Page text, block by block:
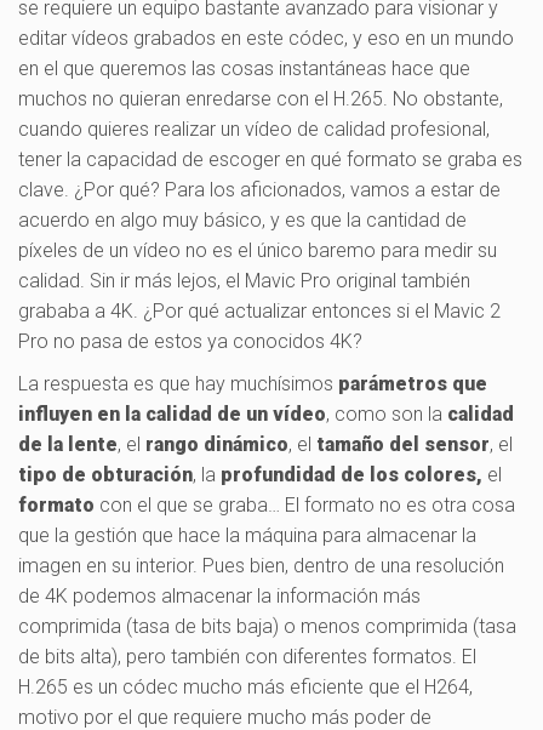
se requiere un equipo bastante avanzado para visionar y
editar vídeos grabados en este códec, y eso en un mundo
en el que queremos las cosas instantáneas hace que
muchos no quieran enredarse con el H.265. No obstante,
cuando quieres realizar un vídeo de calidad profesional,
tener la capacidad de escoger en qué formato se graba es
clave. ¿Por qué? Para los aficionados, vamos a estar de
acuerdo en algo muy básico, y es que la cantidad de
píxeles de un vídeo no es el único baremo para medir su
calidad. Sin ir más lejos, el Mavic Pro original también
grababa a 4K. ¿Por qué actualizar entonces si el Mavic 2
Pro no pasa de estos ya conocidos 4K?
La respuesta es que hay muchísimos parámetros que
influyen en la calidad de un vídeo, como son la calidad
de la lente, el rango dinámico, el tamaño del sensor, el
tipo de obturación, la profundidad de los colores, el
formato con el que se graba… El formato no es otra cosa
que la gestión que hace la máquina para almacenar la
imagen en su interior. Pues bien, dentro de una resolución
de 4K podemos almacenar la información más
comprimida (tasa de bits baja) o menos comprimida (tasa
de bits alta), pero también con diferentes formatos. El
H.265 es un códec mucho más eficiente que el H264,
motivo por el que requiere mucho más poder de